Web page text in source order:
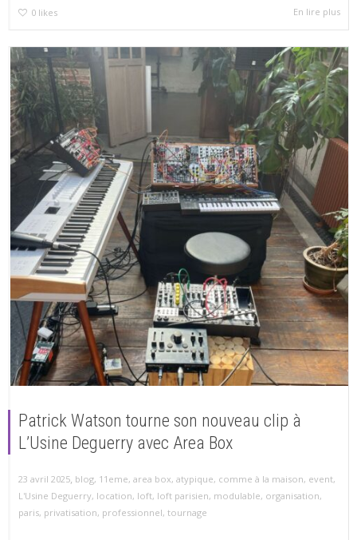
0 likes En lire plus
Patrick Watson tourne son nouveau clip à
L’Usine Deguerry avec Area Box
23 avril 2025, blog, 11eme, area box, atypique, comme à la maison, event,
L'Usine Deguerry, location, loft, loft parisien, modulable, organisation,
paris, privatisation, professionnel, tournage